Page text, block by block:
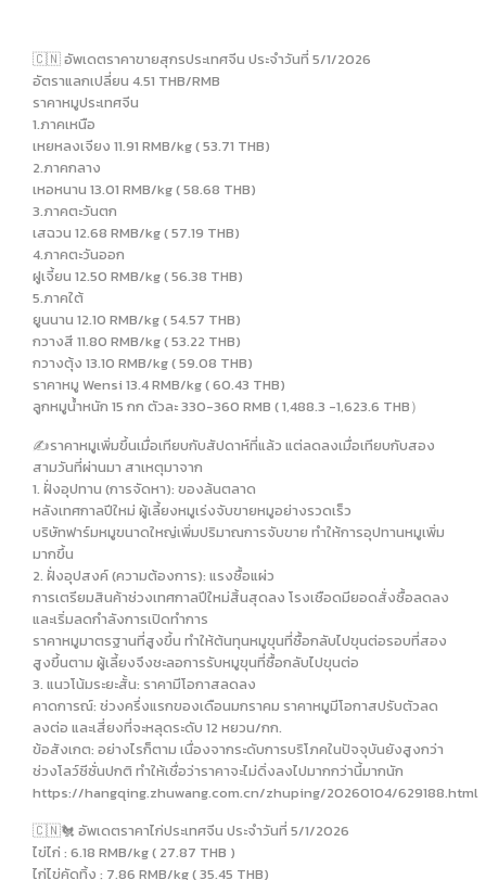
🇨🇳 อัพเดตราคาขายสุกรประเทศจีน ประจำวันที่ 5/1/2026
อัตราแลกเปลี่ยน 4.51 THB/RMB
ราคาหมูประเทศจีน
1.ภาคเหนือ
เหยหลงเจียง 11.91 RMB/kg ( 53.71 THB)
2.ภาคกลาง
เหอหนาน 13.01 RMB/kg ( 58.68 THB)
3.ภาคตะวันตก
เสฉวน 12.68 RMB/kg ( 57.19 THB)
4.ภาคตะวันออก
ฝูเจี้ยน 12.50 RMB/kg ( 56.38 THB)
5.ภาคใต้
ยูนนาน 12.10 RMB/kg ( 54.57 THB)
กวางสี 11.80 RMB/kg ( 53.22 THB)
กวางตุ้ง 13.10 RMB/kg ( 59.08 THB)
ราคาหมู Wensi 13.4 RMB/kg ( 60.43 THB)
ลูกหมูน้ำหนัก 15 กก ตัวละ 330-360 RMB ( 1,488.3 -1,623.6 THB）
✍️ราคาหมูเพิ่มขึ้นเมื่อเทียบกับสัปดาห์ที่แล้ว แต่ลดลงเมื่อเทียบกับสอง
สามวันที่ผ่านมา สาเหตุมาจาก
1. ฝั่งอุปทาน (การจัดหา): ของล้นตลาด
หลังเทศกาลปีใหม่ ผู้เลี้ยงหมูเร่งจับขายหมูอย่างรวดเร็ว
บริษัทฟาร์มหมูขนาดใหญ่เพิ่มปริมาณการจับขาย ทำให้การอุปทานหมูเพิ่ม
มากขึ้น
2. ฝั่งอุปสงค์ (ความต้องการ): แรงซื้อแผ่ว
การเตรียมสินค้าช่วงเทศกาลปีใหม่สิ้นสุดลง โรงเชือดมียอดสั่งซื้อลดลง
และเริ่มลดกำลังการเปิดทำการ
ราคาหมูมาตรฐานที่สูงขึ้น ทำให้ต้นทุนหมูขุนที่ซื้อกลับไปขุนต่อรอบที่สอง
สูงขึ้นตาม ผู้เลี้ยงจึงชะลอการรับหมูขุนที่ซื้อกลับไปขุนต่อ
3. แนวโน้มระยะสั้น: ราคามีโอกาสลดลง
คาดการณ์: ช่วงครึ่งแรกของเดือนมกราคม ราคาหมูมีโอกาสปรับตัวลด
ลงต่อ และเสี่ยงที่จะหลุดระดับ 12 หยวน/กก.
ข้อสังเกต: อย่างไรก็ตาม เนื่องจากระดับการบริโภคในปัจจุบันยังสูงกว่า
ช่วงโลว์ซีซั่นปกติ ทำให้เชื่อว่าราคาจะไม่ดิ่งลงไปมากกว่านี้มากนัก
https://hangqing.zhuwang.com.cn/zhuping/20260104/629188.html
🇨🇳🐔 อัพเดตราคาไก่ประเทศจีน ประจำวันที่ 5/1/2026
ไข่ไก่ : 6.18 RMB/kg ( 27.87 THB )
ไก่ไข่คัดทิ้ง : 7.86 RMB/kg ( 35.45 THB)